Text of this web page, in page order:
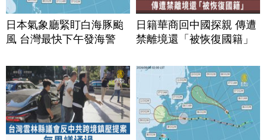
日本氣象廳緊盯白海豚颱
風 台灣最快下午發海警
日籍華商回中國探親 傳遭
禁離境還「被恢復國籍」